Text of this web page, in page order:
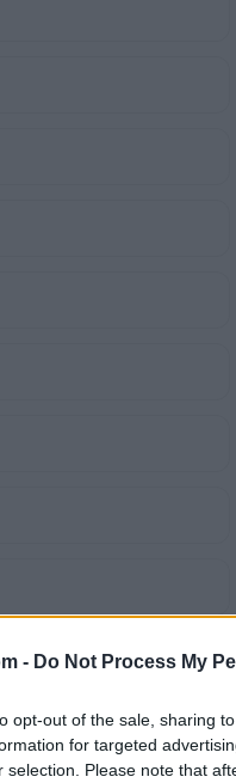
- Do Not Process My
opt-out of the sale, sharing
for targeted
selection. Please note that